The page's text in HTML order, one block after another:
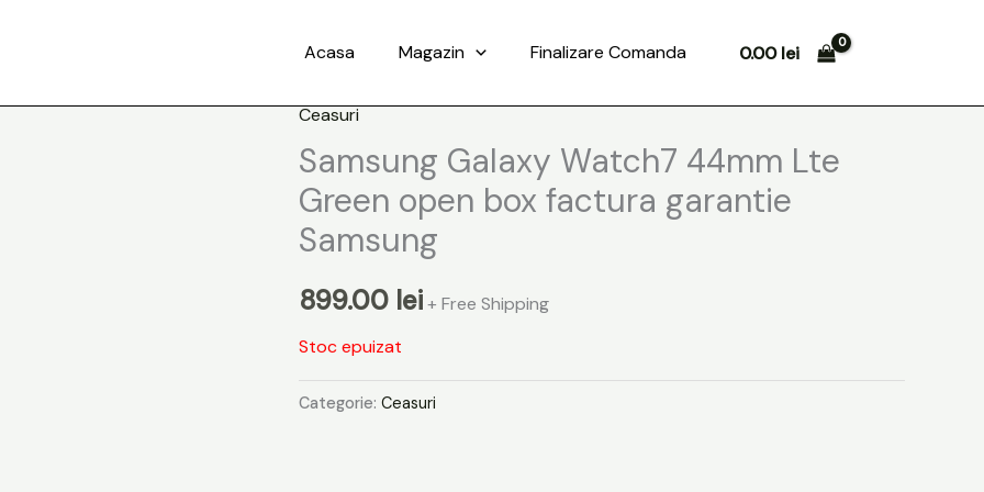
Acasa Magazin Finalizare Comanda 0.00lei
Ceasuri
Samsung Galaxy Watch7 44mm Lte
Green open box factura garantie
Samsung
899.00 lei+ Free Shipping
Stoc epuizat
Categorie: Ceasuri